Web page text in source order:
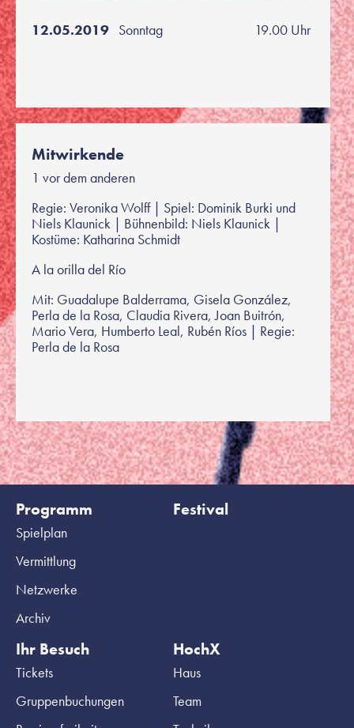
12.05.2019 Sonntag 19.00 Uhr
Mitwirkende
1 vor dem anderen
Regie: Veronika Wolff | Spiel: Dominik Burki und
Niels Klaunick | Bühnenbild: Niels Klaunick |
Kostüme: Katharina Schmidt
A la orilla del Río
Mit: Guadalupe Balderrama, Gisela González,
Perla de la Rosa, Claudia Rivera, Joan Buitrón,
Mario Vera, Humberto Leal, Rubén Ríos | Regie:
Perla de la Rosa
Programm
Spielplan
Vermittlung
Netzwerke
Archiv
Festival
Ihr Besuch
Tickets
Gruppenbuchungen
HochX
Haus
Team